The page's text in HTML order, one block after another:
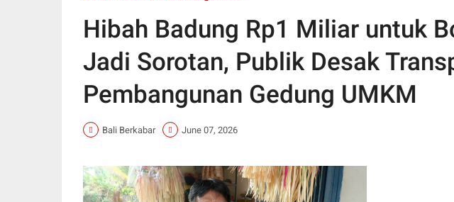
Hibah Badung Rp1 Miliar untuk
Jadi Sorotan, Publik Desak
Pembangunan Gedung UMKM
Bali Berkabar June 07, 2026